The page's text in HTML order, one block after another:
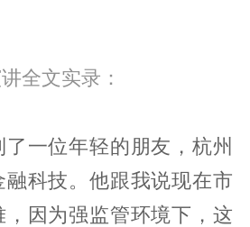
全文实录：
一位年轻的朋友，杭州
融科技。他跟我说现在市
因为强监管环境下，这